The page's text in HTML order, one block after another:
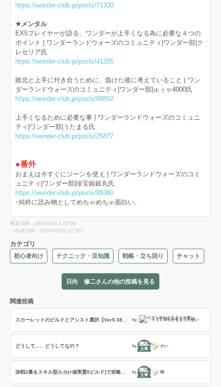
https://wonder-club.jp/posts/71330
★メンタル
EX5プレイヤーが語る、ワンダーが上手くなる為に必要な４つの
ポイント | ワンダーランドウォーズのコミュニティ|ワンダー部|ク
レセリア氏
https://wonder-club.jp/posts/41205
敗北と上手に付き合うために、負けた後に考えていること | ワン
ダーランドウォーズのコミュニティ|ワンダー部|ゅぅゃ4000氏
https://wonder-club.jp/posts/89852
上手くなるために必要な事 | ワンダーランドウォーズのコミュニ
ティ|ワンダー部|うたまる氏
https://wonder-club.jp/posts/25877
●番外
おまえは今すぐにジーンを使え | ワンダーランドウォーズのコミ
ュニティ|ワンダー部|珍宝銀銀丸氏
https://wonder-club.jp/posts/89380
↑純粋に読み物としてめちゃめちゃ面白い。
更新日時：2020/02/13 22:58
（作成日時：2020/01/25 12:50）
カテゴリ
初心者向け テクニック・豆知識 戦略・立ち回り チャット
日向 修二さんの他の投稿を見る
関連投稿
by イズミ＠わがままスカ使い
どうして…、どうしてなの？ by
文筆
かい
by
文筆
暁